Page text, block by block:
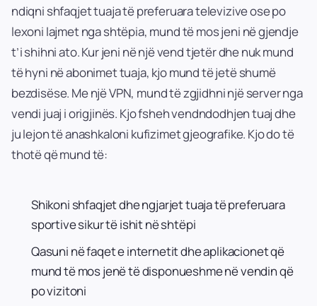
ndiqni shfaqjet tuaja të preferuara televizive ose po
lexoni lajmet nga shtëpia, mund të mos jeni në gjendje
t’i shihni ato. Kur jeni në një vend tjetër dhe nuk mund
të hyni në abonimet tuaja, kjo mund të jetë shumë
bezdisëse. Me një VPN, mund të zgjidhni një server nga
vendi juaj i origjinës. Kjo fsheh vendndodhjen tuaj dhe
ju lejon të anashkaloni kufizimet gjeografike. Kjo do të
thotë që mund të:
Shikoni shfaqjet dhe ngjarjet tuaja të preferuara
sportive sikur të ishit në shtëpi
Qasuni në faqet e internetit dhe aplikacionet që
mund të mos jenë të disponueshme në vendin që
po vizitoni